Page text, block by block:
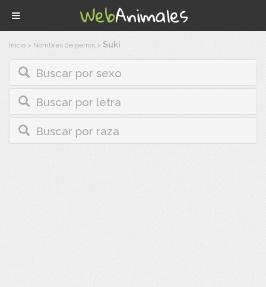
Inicio > Nombres de perros > Suki
Buscar por sexo
Buscar por letra
Buscar por raza